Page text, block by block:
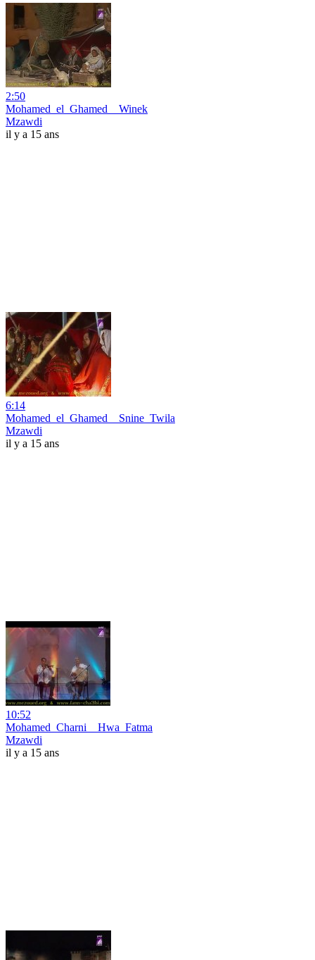
2:50
Mohamed_el_Ghamed__Winek
Mzawdi
il y a 15 ans
6:14
Mohamed_el_Ghamed__Snine_Twila
Mzawdi
il y a 15 ans
10:52
Mohamed_Charni__Hwa_Fatma
Mzawdi
il y a 15 ans